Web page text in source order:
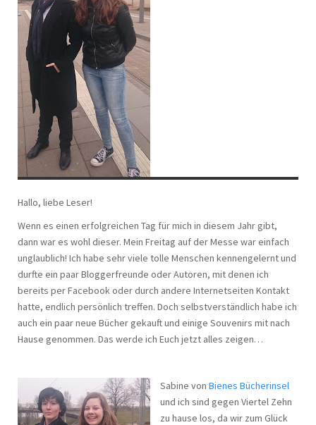
Hallo, liebe Leser!
Wenn es einen erfolgreichen Tag für mich in diesem Jahr gibt,
dann war es wohl dieser. Mein Freitag auf der Messe war einfach
unglaublich! Ich habe sehr viele tolle Menschen kennengelernt und
durfte ein paar Bloggerfreunde oder Autoren, mit denen ich
bereits per Facebook oder durch andere Internetseiten Kontakt
hatte, endlich persönlich treffen. Doch selbstverständlich habe ich
auch ein paar neue Bücher gekauft und einige Souvenirs mit nach
Hause genommen. Das werde ich Euch jetzt alles zeigen…
Sabine von Bienes Bücherinsel
und ich sind gegen Viertel Zehn
zu hause los, da wir zum Glück